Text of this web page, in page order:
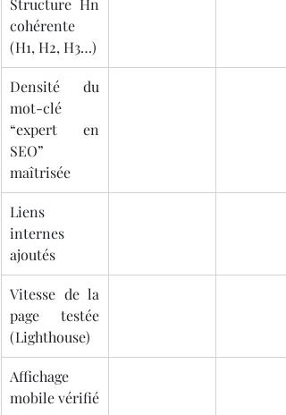
Structure Hn
cohérente
(H1, H2, H3…)
Densité du
mot-clé
“expert en
SEO”
maîtrisée
Liens
internes
ajoutés
Vitesse de la
page testée
(Lighthouse)
Affichage
mobile vérifié